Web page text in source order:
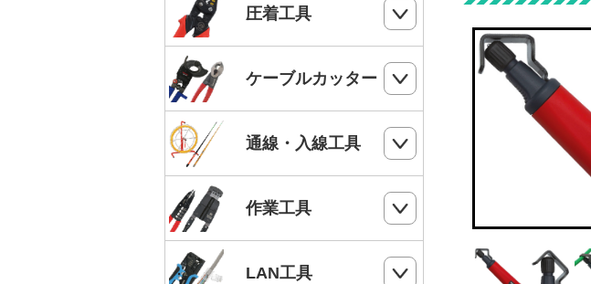
圧着工具
ハンドプレス
電気工事士技能試験工具セット
手動油圧圧着工具
MC4端子用圧着工具
フェルール端子 圧着工具
ケーブルカッター
ケーブルカッター
ワイヤーカッター
ハードカッター
通線・入線工具
スネークラインシリーズ
Jetラインシリーズ
通線収納ケース
作業工具
切断・パンチ
LAN工具